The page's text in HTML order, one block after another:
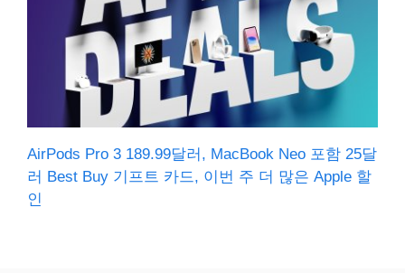
AirPods Pro 3 189.99달러, MacBook Neo 포함 25달
러 Best Buy 기프트 카드, 이번 주 더 많은 Apple 할
인